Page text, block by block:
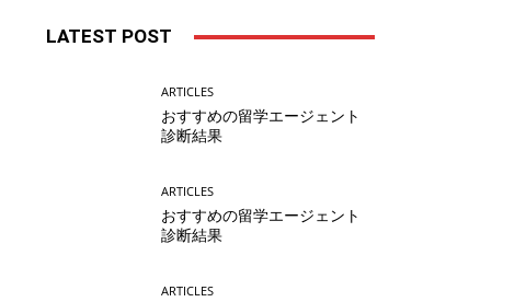
LATEST POST
ARTICLES
おすすめの留学エージェント
診断結果
ARTICLES
おすすめの留学エージェント
診断結果
ARTICLES